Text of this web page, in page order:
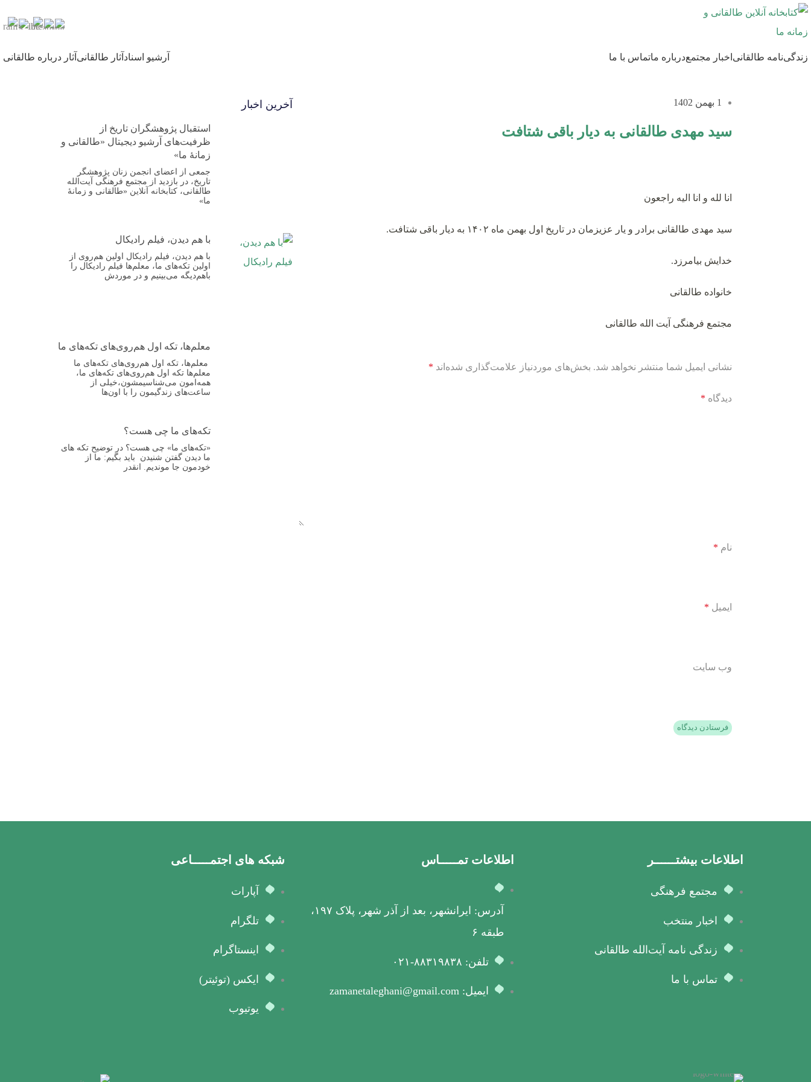
زندگی‌نامه طالقانی اخبار مجتمعدرباره ماتماس با ما آرشیو اسناد آثار طالقانی آثار درباره طالقانی
1 بهمن 1402
سید مهدی طالقانی به دیار باقی شتافت
انا لله و انا الیه راجعون
سید مهدی طالقانی برادر و یار عزیزمان در تاریخ اول بهمن ماه ۱۴۰۲ به دیار باقی شتافت.
خدایش بیامرزد.
خانواده طالقانی
مجتمع فرهنگی آیت الله طالقانی
نشانی ایمیل شما منتشر نخواهد شد. بخش‌های موردنیاز علامت‌گذاری شده‌اند *
دیدگاه *
نام *
ایمیل *
وب‌ سایت
آخرین اخبار
استقبال پژوهشگران تاریخ از
ظرفیت‌های آرشیو دیجیتال «طالقانی و
زمانهٔ ما»
جمعی از اعضای انجمن زنان پژوهشگر
تاریخ، در بازدید از مجتمع فرهنگی آیت‌الله
طالقانی، کتابخانه آنلاین «طالقانی و زمانهٔ
ما»
با هم دیدن، فیلم رادیکال
با هم دیدن، فیلم رادیکال اولین هم‌روی از
اولین تکه‌های ما، معلم‌ها فیلم رادیکال را
باهم‌دیگه می‌بینیم و در موردش
معلم‌ها، تکه اول هم‌روی‌های تکه‌های ما
معلم‌ها، تکه اول هم‌روی‌های تکه‌های ما
معلم‌ها تکه اول هم‌روی‌های تکه‌های ما،
همه‌امون می‌شناسیمشون،خیلی از
ساعت‌های زندگیمون را با اون‌ها
تکه‌های ما چی هست؟
«تکه‌های ما» چی هست؟ در توضیح تکه های
ما دیدن گفتن شنیدن باید بگیم: ما از
خودمون جا موندیم. انقدر
اطلاعات بیشتــــــر
مجتمع فرهنگی
اخبار منتخب
زندگی نامه آیت‌الله طالقانی
تماس با ما
اطلاعات تمـــــاس
آدرس: ایرانشهر، بعد از آذر شهر، پلاک ۱۹۷،
طبقه ۶
تلفن: ۸۸۳۱۹۸۳۸-۰۲۱
ایمیل: zamanetaleghani@gmail.com
شبکه های اجتمـــــاعی
آپارات
تلگرام
اینستاگرام
ایکس (توئیتر)
یوتیوب